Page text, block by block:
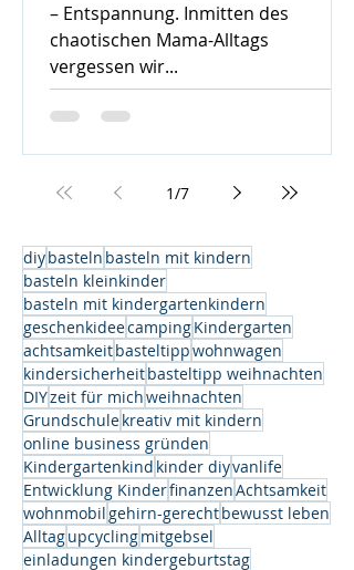
– Entspannung. Inmitten des
chaotischen Mama-Alltags
vergessen wir...
1/7
diybasteln basteln mit kindern
basteln kleinkinder
basteln mit kindergartenkindern
geschenkideecampingKindergarten
achtsamkeitbasteltippwohnwagen
kindersicherheitbasteltipp weihnachten
DIYzeit für michweihnachten
Grundschulekreativ mit kindern
online business gründen
Kindergartenkind kinder diyvanlife
Entwicklung KinderfinanzenAchtsamkeit
wohnmobilgehirn-gerechtbewusst leben
Alltagupcyclingmitgebsel
einladungen kindergeburtstag